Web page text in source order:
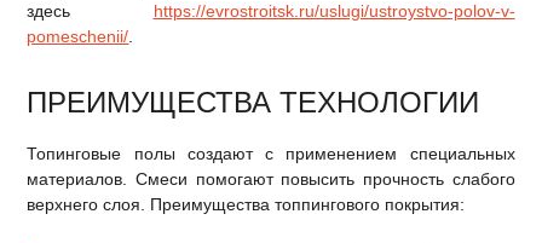
здесь https://evrostroitsk.ru/uslugi/ustroystvo-polov-v-
pomeschenii/
ПРЕИМУЩЕСТВА ТЕХНОЛОГИИ
Топинговые полы создают с применением специальных
материалов. Смеси помогают повысить прочность слабого
верхнего слоя. Преимущества топпингового покрытия: